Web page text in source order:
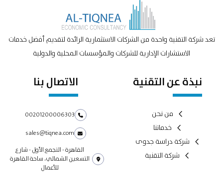
تعد شركة التقنية واحدة من الشركات الاستثمارية الرائدة لتقديم أفضل خدمات
الاستشارات الإدارية للشركات والمؤسسات المحلية والدولية
نبذة عن التقنية
من نحن
خدماتنا
شركة دراسة جدوى
شركة التقنية
الاتصال بنا
00201200006303
sales@tiqnea.com
القاهرة - التجمع الأول - شارع
التسعين الشمالي، ساحة القاهرة
للأعمال